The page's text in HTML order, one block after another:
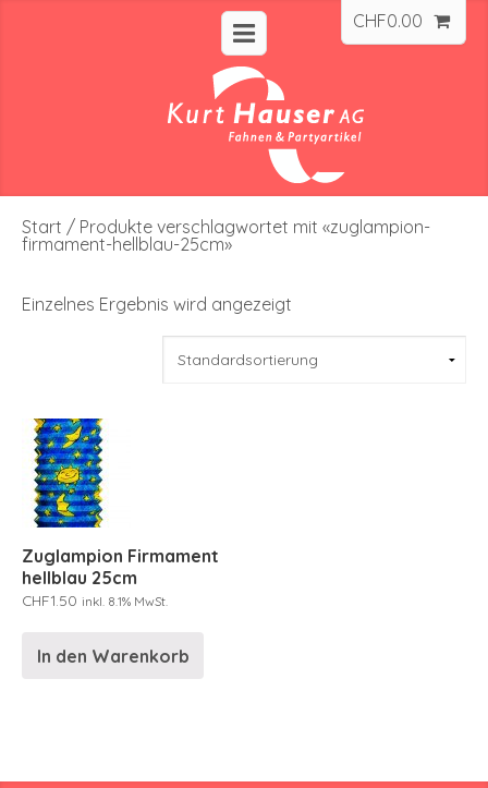
CHF0.00
Start / Produkte verschlagwortet mit «zuglampion-
firmament-hellblau-25cm»
Einzelnes Ergebnis wird angezeigt
Zuglampion Firmament
hellblau 25cm
CHF1.50 inkl. 8.1% MwSt.
In den Warenkorb